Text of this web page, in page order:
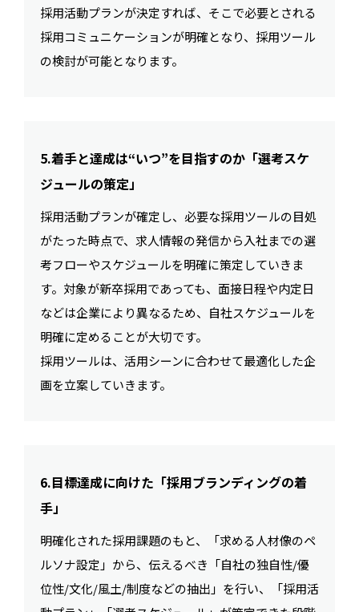
採用活動プランが決定すれば、そこで必要とされる
採用コミュニケーションが明確となり、採用ツール
の検討が可能となります。
5.着手と達成は“いつ”を目指すのか「選考スケ
ジュールの策定」
採用活動プランが確定し、必要な採用ツールの目処
がたった時点で、求人情報の発信から入社までの選
考フローやスケジュールを明確に策定していきま
す。対象が新卒採用であっても、面接日程や内定日
などは企業により異なるため、自社スケジュールを
明確に定めることが大切です。
採用ツールは、活用シーンに合わせて最適化した企
画を立案していきます。
6.目標達成に向けた「採用ブランディングの着
手」
明確化された採用課題のもと、「求める人材像のペ
ルソナ設定」から、伝えるべき「自社の独自性/優
位性/文化/風土/制度などの抽出」を行い、「採用活